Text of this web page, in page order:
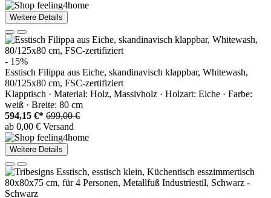
Weitere Details
- 15%
Esstisch Filippa aus Eiche, skandinavisch klappbar, Whitewash,
80/125x80 cm, FSC-zertifiziert
Klapptisch · Material: Holz, Massivholz · Holzart: Eiche · Farbe:
weiß · Breite: 80 cm
594,15 €* 699,00 €
ab 0,00 € Versand
Weitere Details